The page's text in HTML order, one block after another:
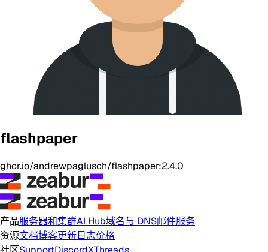
flashpaper
ghcr.io/andrewpaglusch/flashpaper:2.4.0
产品服务器和集群AI Hub域名与 DNS邮件服务
资源文档博客更新日志价格